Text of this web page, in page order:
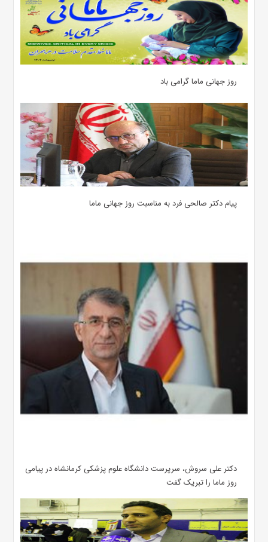
روز جهانی ماما گرامی باد
پیام دکتر صالحی فرد به مناسبت روز جهانی ماما
دکتر علی سروش، سرپرست دانشگاه علوم پزشکی کرمانشاه در پیامی
روز ماما را تبریک گفت